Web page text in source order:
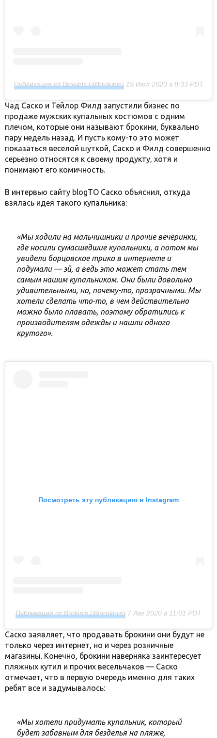
Публикация от Brokinis (@brokinis) 19 Июл 2020 в 8:33 PDT
Чад Саско и Тейлор Филд запустили бизнес по
продаже мужских купальных костюмов с одним
плечом, которые они называют брокини, буквально
пару недель назад. И пусть кому-то это может
показаться веселой шуткой, Саско и Филд совершенно
серьезно относятся к своему продукту, хотя и
понимают его комичность.
В интервью сайту blogTO Саско объяснил, откуда
взялась идея такого купальника:
«Мы ходили на мальчишники и прочие вечеринки,
где носили сумасшедшие купальники, а потом мы
увидели борцовское трико в интернете и
подумали — эй, а ведь это может стать тем
самым нашим купальником. Они были довольно
удивительными, но, почему-то, прозрачными. Мы
хотели сделать что-то, в чем действительно
можно было плавать, поэтому обратились к
производителям одежды и нашли одного
крутого».
Посмотреть эту публикацию в Instagram
Публикация от Brokinis (@brokinis) 7 Авг 2020 в 11:01 PDT
Саско заявляет, что продавать брокини они будут не
только через интернет, но и через розничные
магазины. Конечно, брокини наверняка заинтересует
пляжных кутил и прочих весельчаков — Саско
отмечает, что в первую очередь именно для таких
ребят все и задумывалось:
«Мы хотели придумать купальник, который
будет забавным для безделья на пляже,